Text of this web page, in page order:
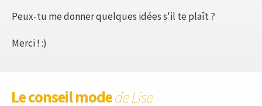
Peux-tu me donner quelques idées s'il te plaît ?
Merci ! :)
Le conseil modede Lise